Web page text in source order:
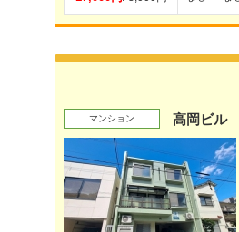
マンション 高岡ビル